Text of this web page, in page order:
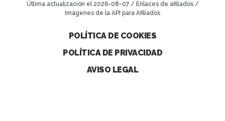
Última actualización el 2026-08-07 / Enlaces de afiliados /
Imágenes de la API para Afiliados
POLÍTICA DE COOKIES
POLÍTICA DE PRIVACIDAD
AVISO LEGAL